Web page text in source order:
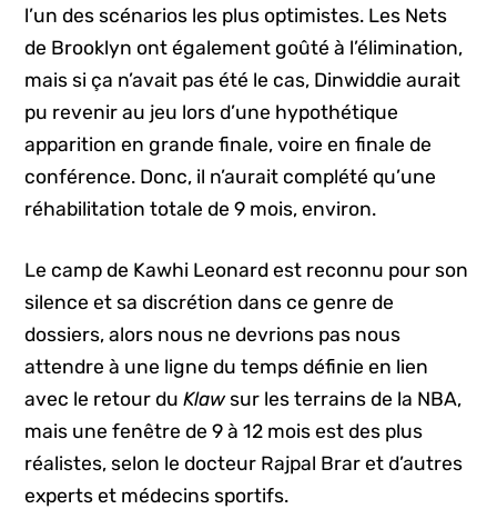
l’un des scénarios les plus optimistes. Les Nets
de Brooklyn ont également goûté à l’élimination,
mais si ça n’avait pas été le cas, Dinwiddie aurait
pu revenir au jeu lors d’une hypothétique
apparition en grande finale, voire en finale de
conférence. Donc, il n’aurait complété qu’une
réhabilitation totale de 9 mois, environ.
Le camp de Kawhi Leonard est reconnu pour son
silence et sa discrétion dans ce genre de
dossiers, alors nous ne devrions pas nous
attendre à une ligne du temps définie en lien
avec le retour duKlawsur les terrains de la NBA,
mais une fenêtre de 9 à 12 mois est des plus
réalistes, selon le docteur Rajpal Brar et d’autres
experts et médecins sportifs.